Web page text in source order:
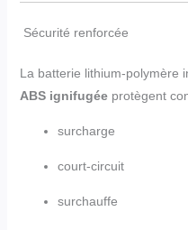
Sécurité renforcée
La batterie lithium-polymère
ABS ignifugéeprotègent
surcharge
court-circuit
surchauffe